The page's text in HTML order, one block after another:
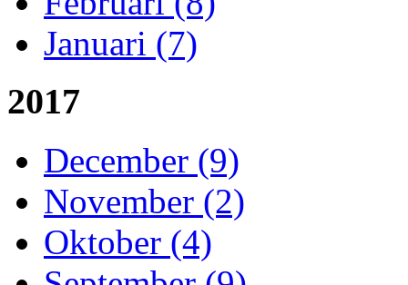
Januari (7)
2017
December (9)
November (2)
Oktober (4)